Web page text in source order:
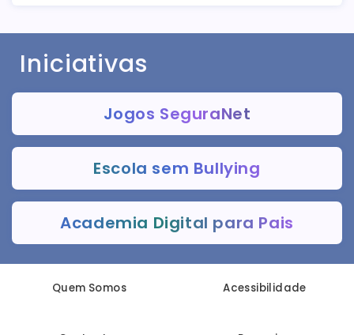
Iniciativas
Jogos SeguraNet
Escola sem Bullying
Academia Digital para Pais
Quem Somos Acessibilidade